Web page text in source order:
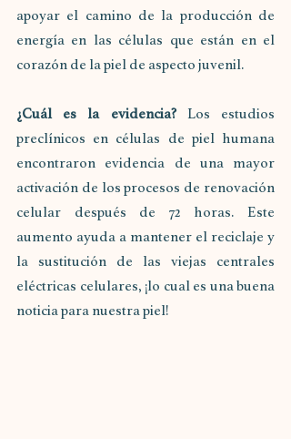
apoyar el camino de la producción de
energía en las células que están en el
corazón de la piel de aspecto juvenil.
¿Cuál es la evidencia? Los estudios
preclínicos en células de piel humana
encontraron evidencia de una mayor
activación de los procesos de renovación
celular después de 72 horas. Este
aumento ayuda a mantener el reciclaje y
la sustitución de las viejas centrales
eléctricas celulares, ¡lo cual es una buena
noticia para nuestra piel!